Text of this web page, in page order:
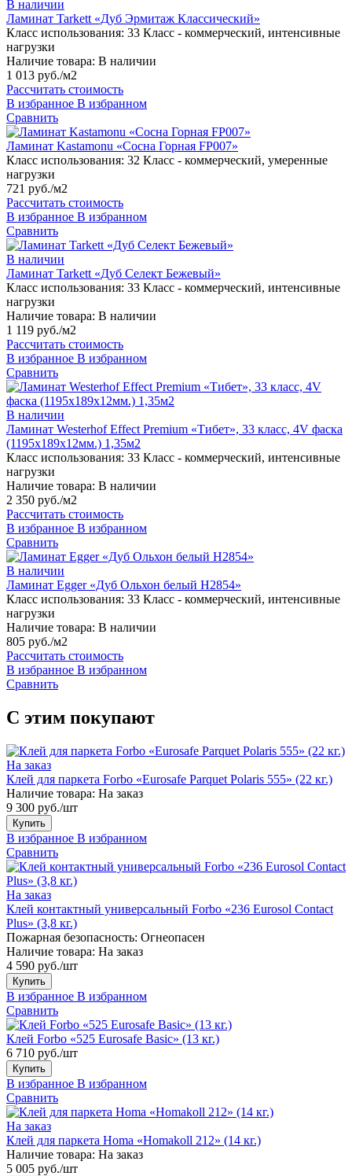
В наличии
Ламинат Tarkett «Дуб Эрмитаж Классический»
Класс использования: 33 Класс - коммерческий, интенсивные
нагрузки
Наличие товара: В наличии
1 013 руб./м2
Рассчитать стоимость
В избранное В избранном
Сравнить
Ламинат Kastamonu «Сосна Горная FP007»
Класс использования: 32 Класс - коммерческий, умеренные
нагрузки
721 руб./м2
Рассчитать стоимость
В избранное В избранном
Сравнить
В наличии
Ламинат Tarkett «Дуб Селект Бежевый»
Класс использования: 33 Класс - коммерческий, интенсивные
нагрузки
Наличие товара: В наличии
1 119 руб./м2
Рассчитать стоимость
В избранное В избранном
Сравнить
В наличии
Ламинат Westerhof Effect Premium «Тибет», 33 класс, 4V фаска
(1195х189х12мм.) 1,35м2
Класс использования: 33 Класс - коммерческий, интенсивные
нагрузки
Наличие товара: В наличии
2 350 руб./м2
Рассчитать стоимость
В избранное В избранном
Сравнить
В наличии
Ламинат Egger «Дуб Ольхон белый H2854»
Класс использования: 33 Класс - коммерческий, интенсивные
нагрузки
Наличие товара: В наличии
805 руб./м2
Рассчитать стоимость
В избранное В избранном
Сравнить
С этим покупают
На заказ
Клей для паркета Forbo «Eurosafe Parquet Polaris 555» (22 кг.)
Наличие товара: На заказ
9 300 руб./шт
Купить
В избранное В избранном
Сравнить
На заказ
Клей контактный универсальный Forbo «236 Eurosol Contact
Plus» (3,8 кг.)
Пожарная безопасность: Огнеопасен
Наличие товара: На заказ
4 590 руб./шт
Купить
В избранное В избранном
Сравнить
Клей Forbo «525 Eurosafe Basic» (13 кг.)
6 710 руб./шт
Купить
В избранное В избранном
Сравнить
На заказ
Клей для паркета Homa «Homakoll 212» (14 кг.)
Наличие товара: На заказ
5 005 руб./шт